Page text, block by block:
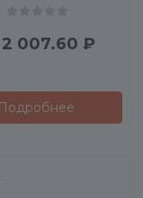
2 007.60 ₽
Подробнее